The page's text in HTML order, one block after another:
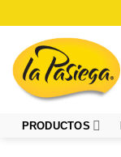
al
contenido
PRODUCTOS